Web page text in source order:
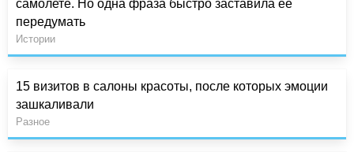
самолете. Но одна фраза быстро заставила ее
передумать
Истории
15 визитов в салоны красоты, после которых эмоции
зашкаливали
Разное